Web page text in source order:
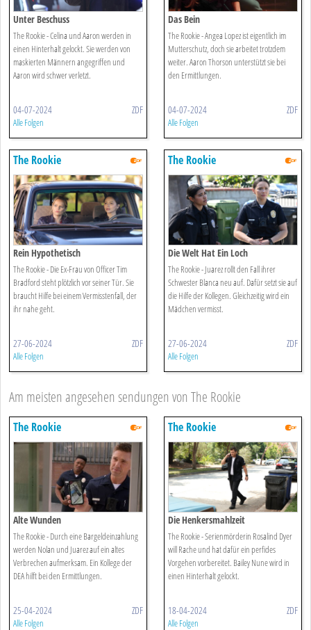
Unter Beschuss
The Rookie - Celina und Aaron werden in
einen Hinterhalt gelockt. Sie werden von
maskierten Männern angegriffen und
Aaron wird schwer verletzt.
04-07-2024 ZDF
Alle Folgen
Das Bein
The Rookie - Angea Lopez ist eigentlich im
Mutterschutz, doch sie arbeitet trotzdem
weiter. Aaron Thorson unterstützt sie bei
den Ermittlungen.
04-07-2024 ZDF
Alle Folgen
The Rookie
Rein Hypothetisch
The Rookie - Die Ex-Frau von Officer Tim
Bradford steht plötzlich vor seiner Tür. Sie
braucht Hilfe bei einem Vermisstenfall, der
ihr nahe geht.
27-06-2024 ZDF
Alle Folgen
The Rookie
Die Welt Hat Ein Loch
The Rookie - Juarez rollt den Fall ihrer
Schwester Blanca neu auf. Dafür setzt sie auf
die Hilfe der Kollegen. Gleichzeitig wird ein
Mädchen vermisst.
27-06-2024 ZDF
Alle Folgen
Am meisten angesehen sendungen von The Rookie
The Rookie
Alte Wunden
The Rookie - Durch eine Bargeldeinzahlung
werden Nolan und Juarez auf ein altes
Verbrechen aufmerksam. Ein Kollege der
DEA hilft bei den Ermittlungen.
25-04-2024 ZDF
Alle Folgen
The Rookie
Die Henkersmahlzeit
The Rookie - Serienmörderin Rosalind Dyer
will Rache und hat dafür ein perfides
Vorgehen vorbereitet. Bailey Nune wird in
einen Hinterhalt gelockt.
18-04-2024 ZDF
Alle Folgen